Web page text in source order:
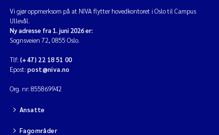
Vi gjør oppmerksom på at NIVA flytter hovedkontoret i Oslo til Campus
Ullevål.
Ny adresse fra 1. juni 2026 er:
Sognsveien 72, 0855 Oslo.
Tlf: (+47) 22 18 51 00
Epost: post@niva.no
Org. nr: 855869942
Ansatte
Fagområder